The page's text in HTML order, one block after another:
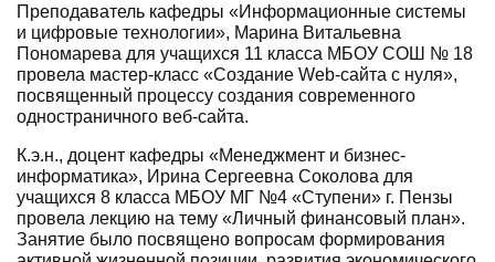
Преподаватель кафедры «Информационные системы
и цифровые технологии», Марина Витальевна
Пономарева для учащихся 11 класса МБОУ СОШ № 18
провела мастер-класс «Создание Web-сайта с нуля»,
посвященный процессу создания современного
одностраничного веб-сайта.
К.э.н., доцент кафедры «Менеджмент и бизнес-
информатика», Ирина Сергеевна Соколова для
учащихся 8 класса МБОУ МГ №4 «Ступени» г. Пензы
провела лекцию на тему «Личный финансовый план».
Занятие было посвящено вопросам формирования